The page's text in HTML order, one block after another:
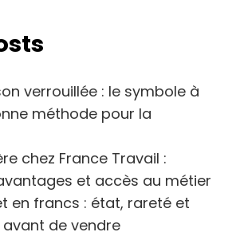
verrouillée : le symbole à
méthode pour la
chez France Travail :
et accès au métier
en francs : état, rareté et
de vendre